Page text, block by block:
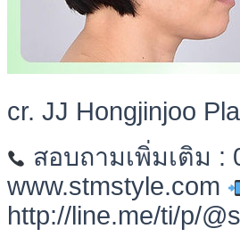
cr. JJ Hongjinjoo
สอบถามเพิ่มเติม :
www.stmstyle.com
http://line.me/ti/p/